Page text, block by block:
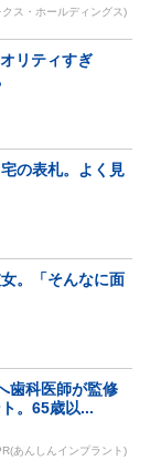
クス・ホールディングス)
リティすぎ
の表札。よく見
。「そんなに面
歯科医師が監修
。65歳以...
あんしんインプラント)